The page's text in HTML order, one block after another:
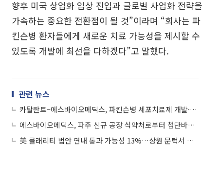
향후 미국 상업화 임상 진입과 글로벌 사업화 전략을
가속하는 중요한 전환점이 될 것”이라며 “회사는 파
킨슨병 환자들에게 새로운 치료 가능성을 제시할 수
있도록 개발에 최선을 다하겠다”고 말했다.
관련 뉴스
카탈란트–에스바이오메딕스, 파킨슨병 세포치료제 개발·생산 전략적 파트너십
에스바이오메딕스, 파주 신규 공장 식약처로부터 첨단바이오의약품 제조허가 획득
美 클래리티 법안 연내 통과 가능성 13%…상원 문턱서 제동